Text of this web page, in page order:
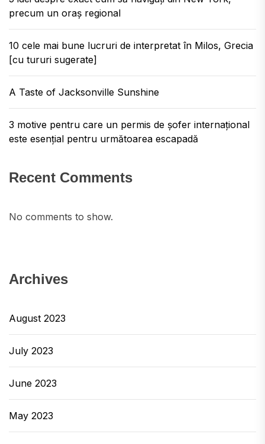
precum un oraș regional
10 cele mai bune lucruri de interpretat în Milos, Grecia
[cu tururi sugerate]
A Taste of Jacksonville Sunshine
3 motive pentru care un permis de șofer internațional
este esențial pentru următoarea escapadă
Recent Comments
No comments to show.
Archives
August 2023
July 2023
June 2023
May 2023